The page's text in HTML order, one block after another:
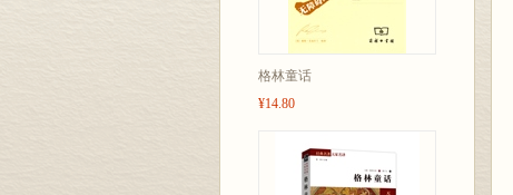
格林童话
¥14.80